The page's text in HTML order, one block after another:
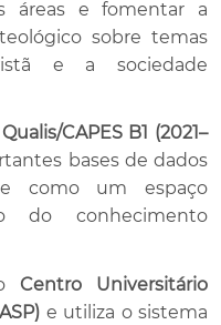
áreas e fomentar a
sobre temas
e a sociedade
Qualis/CAPES B1 (2021–
bases de dados
se como um espaço
do conhecimento
Centro Universitário
e utiliza o sistema